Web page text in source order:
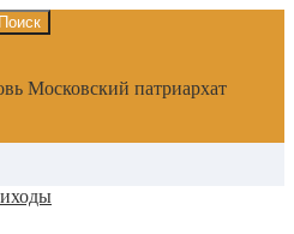
Московский патриархат